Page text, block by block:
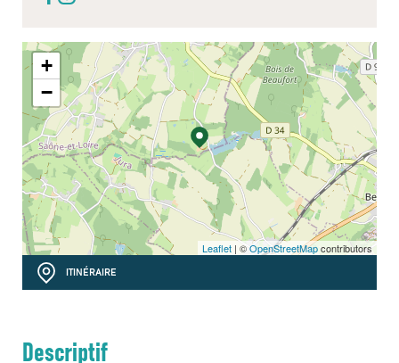
+
−
Leaflet | ©OpenStreetMapcontributors
ITINÉRAIRE
Descriptif